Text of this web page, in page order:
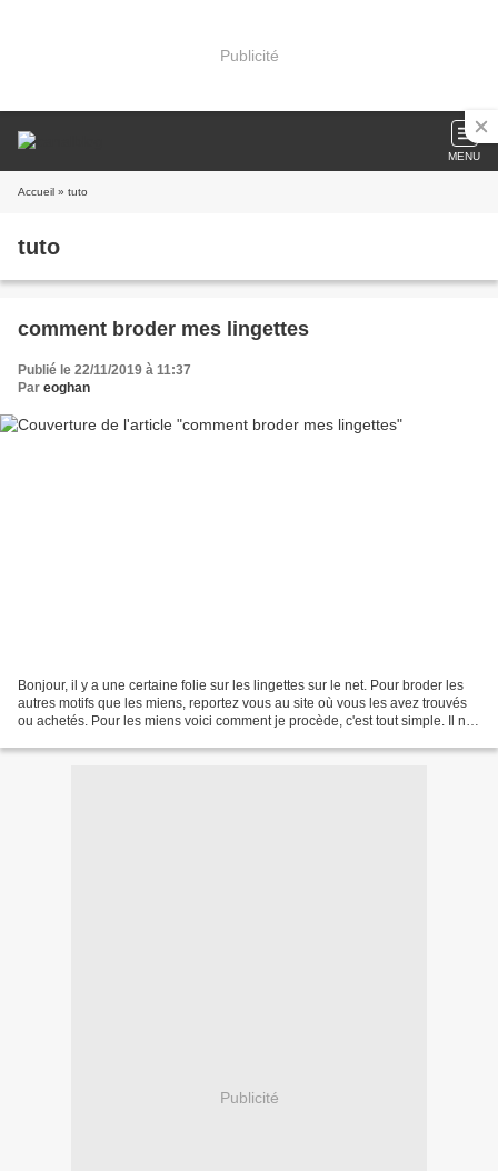
Publicité
MENU
Accueil » tuto
tuto
comment broder mes lingettes
Publié le 22/11/2019 à 11:37
Par eoghan
Bonjour, il y a une certaine folie sur les lingettes sur le net. Pour broder les
autres motifs que les miens, reportez vous au site où vous les avez trouvés
ou achetés. Pour les miens voici comment je procède, c'est tout simple. Il ne
Publicité